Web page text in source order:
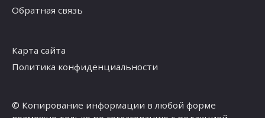
Обратная связь
Карта сайта
Политика конфиденциальности
© Копирование информации в любой форме